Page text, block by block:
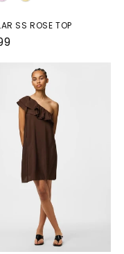
SS ROSE TOP